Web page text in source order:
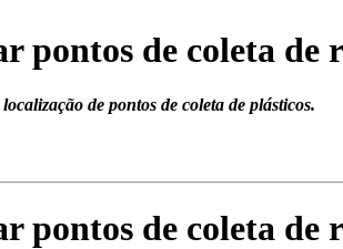
pontos de coleta de
de pontos de coleta de plásticos.
pontos de coleta de